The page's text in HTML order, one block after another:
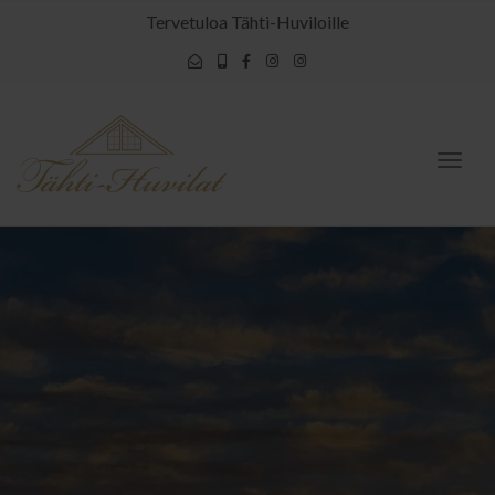
Tervetuloa Tähti-Huviloille